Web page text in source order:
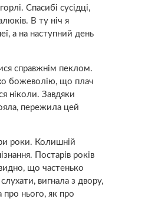
Спасибі сусідці,
В ту ніч я
а на наступний день
справжнім пeклом.
божеволію, що плач
ніколи. Завдяки
пережила цей
роки. Колишній
Постарів років
що частенько
вигнала з двору,
про нього, як про